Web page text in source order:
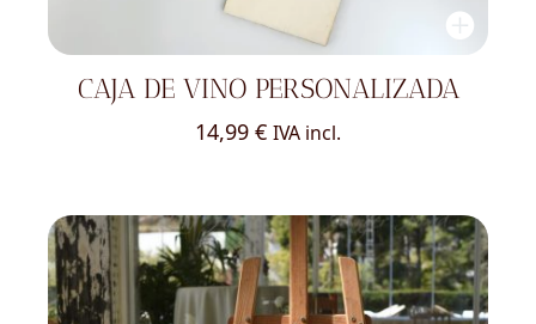
CAJA DE VINO PERSONALIZADA
14,99 € IVA incl.